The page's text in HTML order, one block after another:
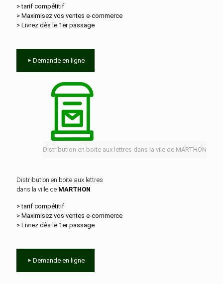
> tarif compétitif
> Maximisez vos ventes e‑commerce
> Livrez dès le 1er passage
Demande en ligne
Distribution en boite aux lettres dans la vile de MARTHON
Distribution en boite aux lettres
dans la ville de MARTHON
> tarif compétitif
> Maximisez vos ventes e‑commerce
> Livrez dès le 1er passage
Demande en ligne